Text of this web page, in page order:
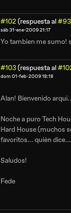
#102(respuesta al#93
sáb 31-ene-2009 21:17
Yo tambien me sumo!
#103(respuesta al
dom 01-feb-2009 18:18
Alan! Bienvenido
Noche a puro Tech
Hard House (muchos
favoritos... quièn dice...
Saludos!
Fede